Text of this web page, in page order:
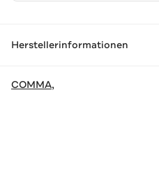
Herstellerinformationen
COMMA,